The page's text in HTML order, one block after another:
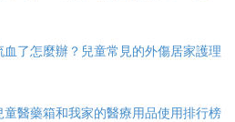
了怎麼辦？兒童常見的外傷居家護理
醫藥箱和我家的醫療用品使用排行榜